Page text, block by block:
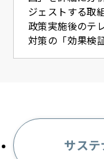
ジェストする取
政策実施後のテ
対策の「効果検
サス